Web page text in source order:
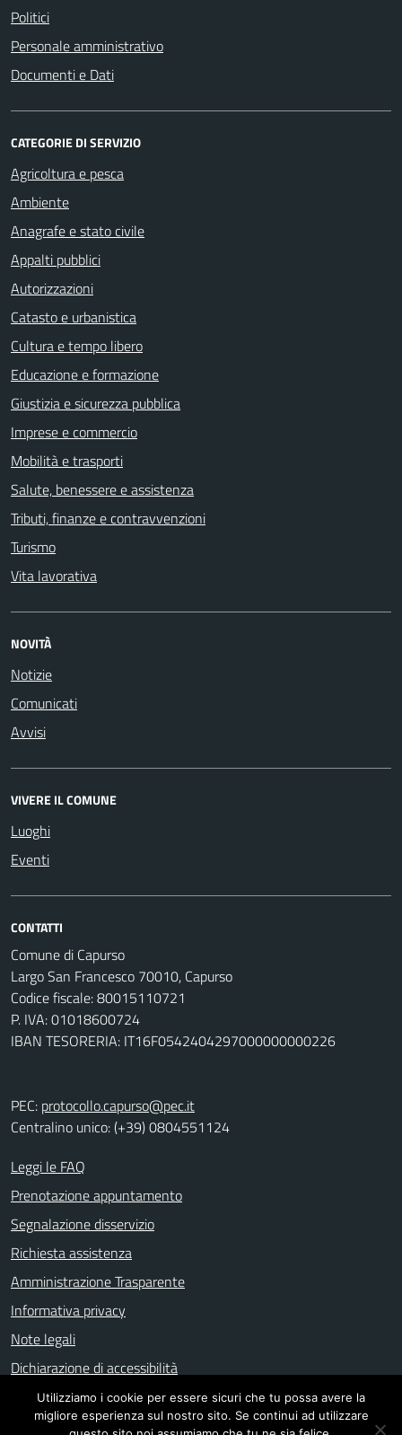
Politici
Personale amministrativo
Documenti e Dati
CATEGORIE DI SERVIZIO
Agricoltura e pesca
Ambiente
Anagrafe e stato civile
Appalti pubblici
Autorizzazioni
Catasto e urbanistica
Cultura e tempo libero
Educazione e formazione
Giustizia e sicurezza pubblica
Imprese e commercio
Mobilità e trasporti
Salute, benessere e assistenza
Tributi, finanze e contravvenzioni
Turismo
Vita lavorativa
NOVITÀ
Notizie
Comunicati
Avvisi
VIVERE IL COMUNE
Luoghi
Eventi
CONTATTI
Comune di Capurso
Largo San Francesco 70010, Capurso
Codice fiscale: 80015110721
P. IVA: 01018600724
IBAN TESORERIA: IT16F0542404297000000000226
PEC: protocollo.capurso@pec.it
Centralino unico: (+39) 0804551124
Leggi le FAQ
Prenotazione appuntamento
Segnalazione disservizio
Richiesta assistenza
Amministrazione Trasparente
Informativa privacy
Note legali
Dichiarazione di accessibilità
Utilizziamo i cookie per essere sicuri che tu possa avere la
migliore esperienza sul nostro sito. Se continui ad utilizzare